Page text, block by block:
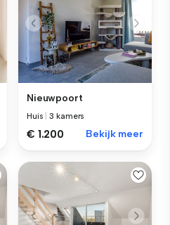
Nieuwpoort
Huis |3 kamers
€ 1.200 Bekijk meer